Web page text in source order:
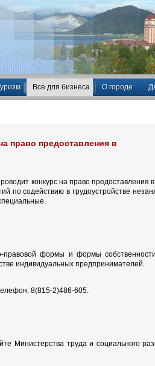
Все для бизнеса О городе
право предоставления в
конкурс на право предоставления в
по содействию в трудоустройстве
правовой формы и формы
индивидуальных предпринимателей.
8(815-2)486-605.
Министерства труда и социального